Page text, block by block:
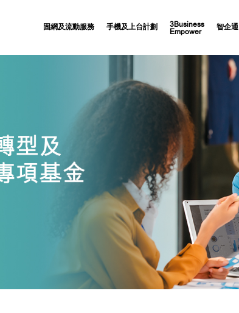
固網及流動服務 手機及上台計劃
3Business
Empower
智企通